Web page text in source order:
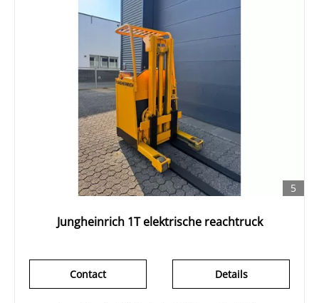
5
Jungheinrich 1T elektrische reachtruck
Details
Contact